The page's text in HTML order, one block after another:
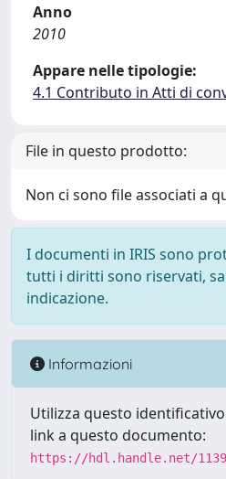
Anno
2010
Appare nelle tipologie:
4.1 Contributo in Atti di
File in questo prodotto:
Non ci sono file associati a
I documenti in IRIS sono
tutti i diritti sono riservati,
indicazione.
Informazioni
Utilizza questo
link a questo documento:
https://hdl.handle.net/